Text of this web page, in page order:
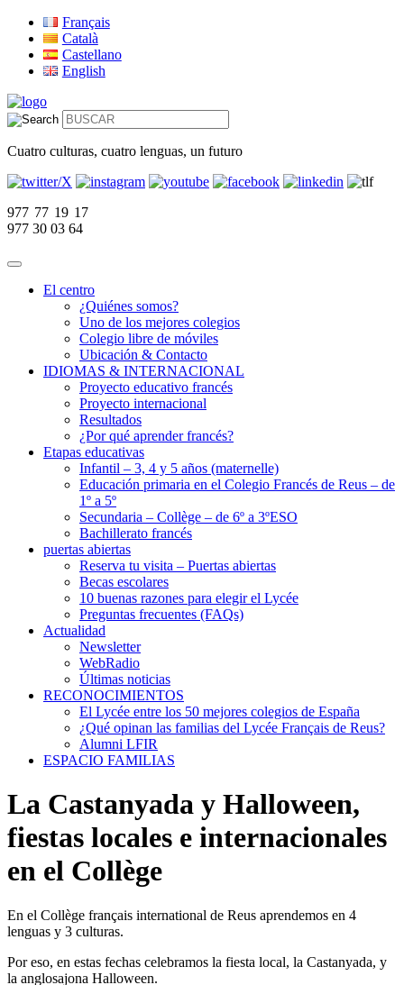
Français
Català
Castellano
English
Cuatro culturas, cuatro lenguas, un futuro
977 77 19 17
977 30 03 64
El centro
¿Quiénes somos?
Uno de los mejores colegios
Colegio libre de móviles
Ubicación & Contacto
IDIOMAS & INTERNACIONAL
Proyecto educativo francés
Proyecto internacional
Resultados
¿Por qué aprender francés?
Etapas educativas
Infantil – 3, 4 y 5 años (maternelle)
Educación primaria en el Colegio Francés de Reus – de
1º a 5º
Secundaria – Collège – de 6º a 3ºESO
Bachillerato francés
puertas abiertas
Reserva tu visita – Puertas abiertas
Becas escolares
10 buenas razones para elegir el Lycée
Preguntas frecuentes (FAQs)
Actualidad
Newsletter
WebRadio
Últimas noticias
RECONOCIMIENTOS
El Lycée entre los 50 mejores colegios de España
¿Qué opinan las familias del Lycée Français de Reus?
Alumni LFIR
ESPACIO FAMILIAS
La Castanyada y Halloween,
fiestas locales e internacionales
en el Collège
En el Collège français international de Reus aprendemos en 4
lenguas y 3 culturas.
Por eso, en estas fechas celebramos la fiesta local, la Castanyada, y
la anglosajona Halloween.